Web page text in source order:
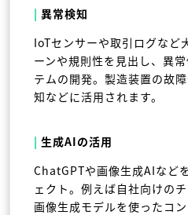
| 異常検知
IoTセンサーや取引ログなど
ーンや規則性を見出し、異
テムの開発。製造装置の故
知などに活用されます。
| 生成AIの活用
ChatGPTや画像生成AIなど
ェクト。例えば自社向けの
画像生成モデルを使ったコ